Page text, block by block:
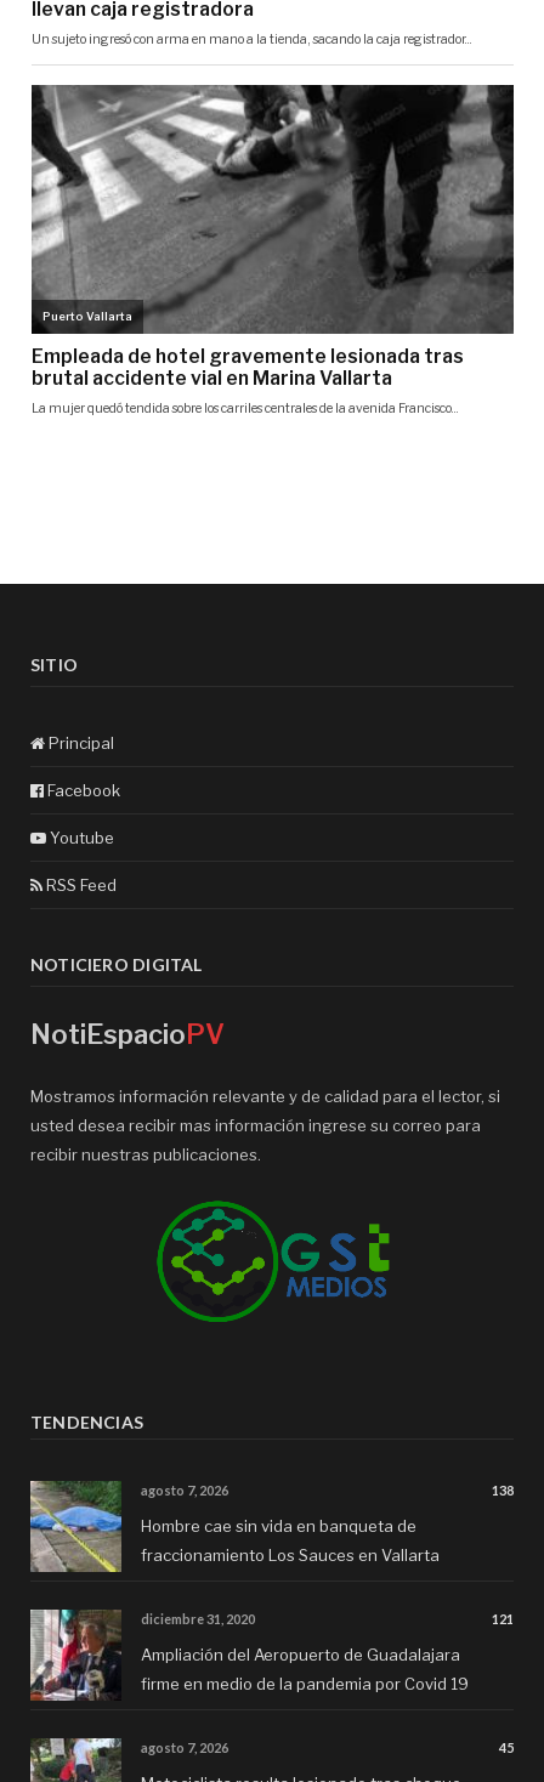
SITIO
Principal
Facebook
Youtube
RSS Feed
NOTICIERO DIGITAL
NotiEspacioPV
Mostramos información relevante y de calidad para el lector, si
usted desea recibir mas información ingrese su correo para
recibir nuestras publicaciones.
TENDENCIAS
agosto 7, 2026 138
Hombre cae sin vida en banqueta de
fraccionamiento Los Sauces en Vallarta
diciembre 31, 2020 121
Ampliación del Aeropuerto de Guadalajara
firme en medio de la pandemia por Covid 19
agosto 7, 2026 45